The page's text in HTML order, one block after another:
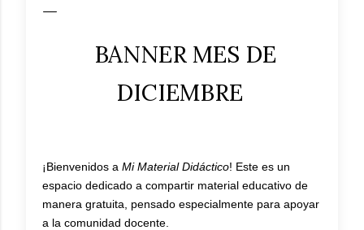
BANNER MES DE
DICIEMBRE
¡Bienvenidos a Mi Material Didáctico! Este es un
espacio dedicado a compartir material educativo de
manera gratuita, pensado especialmente para apoyar
a la comunidad docente.